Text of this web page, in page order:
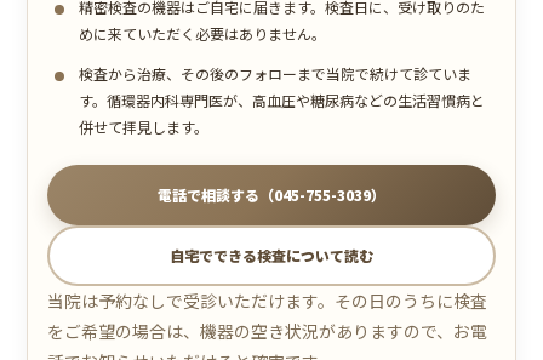
精密検査の機器はご自宅に届きます。検査日に、受け取りのた
めに来ていただく必要はありません。
検査から治療、その後のフォローまで当院で続けて診ていま
す。循環器内科専門医が、高血圧や糖尿病などの生活習慣病と
併せて拝見します。
電話で相談する（045-755-3039）
自宅でできる検査について読む
当院は予約なしで受診いただけます。その日のうちに検査
をご希望の場合は、機器の空き状況がありますので、お電